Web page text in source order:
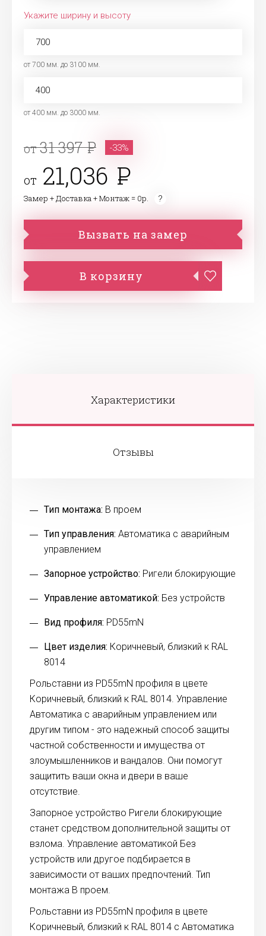
Укажите ширину и высоту
от 700 мм. до 3100 мм.
от 400 мм. до 3000 мм.
от31 397 -33%
от 21,036
Замер + Доставка + Монтаж = 0р.
Вызвать на замер
В корзину
Характеристики
Отзывы
Тип монтажа: В проем
Тип управления: Автоматика с аварийным
управлением
Запорное устройство: Ригели блокирующие
Управление автоматикой: Без устройств
Вид профиля: PD55mN
Цвет изделия: Коричневый, близкий к RAL
8014
Рольставни из PD55mN профиля в цвете
Коричневый, близкий к RAL 8014. Управление
Автоматика с аварийным управлением или
другим типом - это надежный способ защиты
частной собственности и имущества от
злоумышленников и вандалов. Они помогут
защитить ваши окна и двери в ваше
отсутствие.
Запорное устройство Ригели блокирующие
станет средством дополнительной защиты от
взлома. Управление автоматикой Без
устройств или другое подбирается в
зависимости от ваших предпочтений. Тип
монтажа В проем.
Рольставни из PD55mN профиля в цвете
Коричневый, близкий к RAL 8014 с Автоматика